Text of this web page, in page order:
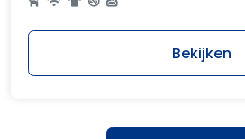
Bekijken